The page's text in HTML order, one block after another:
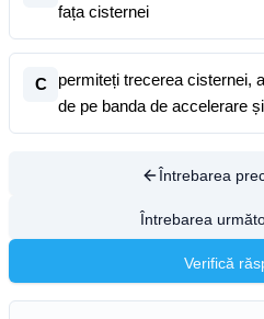
fața cisternei
C
permiteți trecerea cisternei,
de pe banda de accelerare
Întrebarea
Întrebarea
Verifică